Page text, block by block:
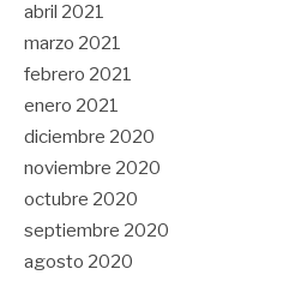
abril 2021
marzo 2021
febrero 2021
enero 2021
diciembre 2020
noviembre 2020
octubre 2020
septiembre 2020
agosto 2020